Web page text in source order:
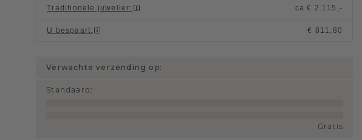
Traditionele juwelier: ca.€ 2.115,-
U bespaart: € 811,80
Verwachte verzending op:
Standaard :
Gratis